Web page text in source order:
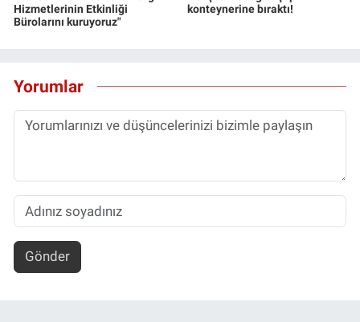
Hizmetlerinin Etkinliği
Bürolarını kuruyoruz"
konteynerine bıraktı!
Yorumlar
Gönder